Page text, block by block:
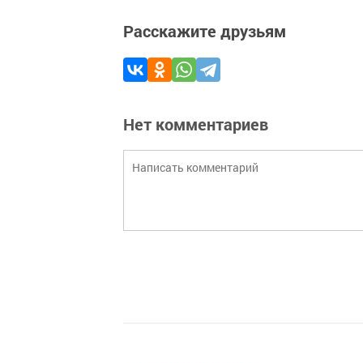
Расскажите друзьям
Нет комментариев